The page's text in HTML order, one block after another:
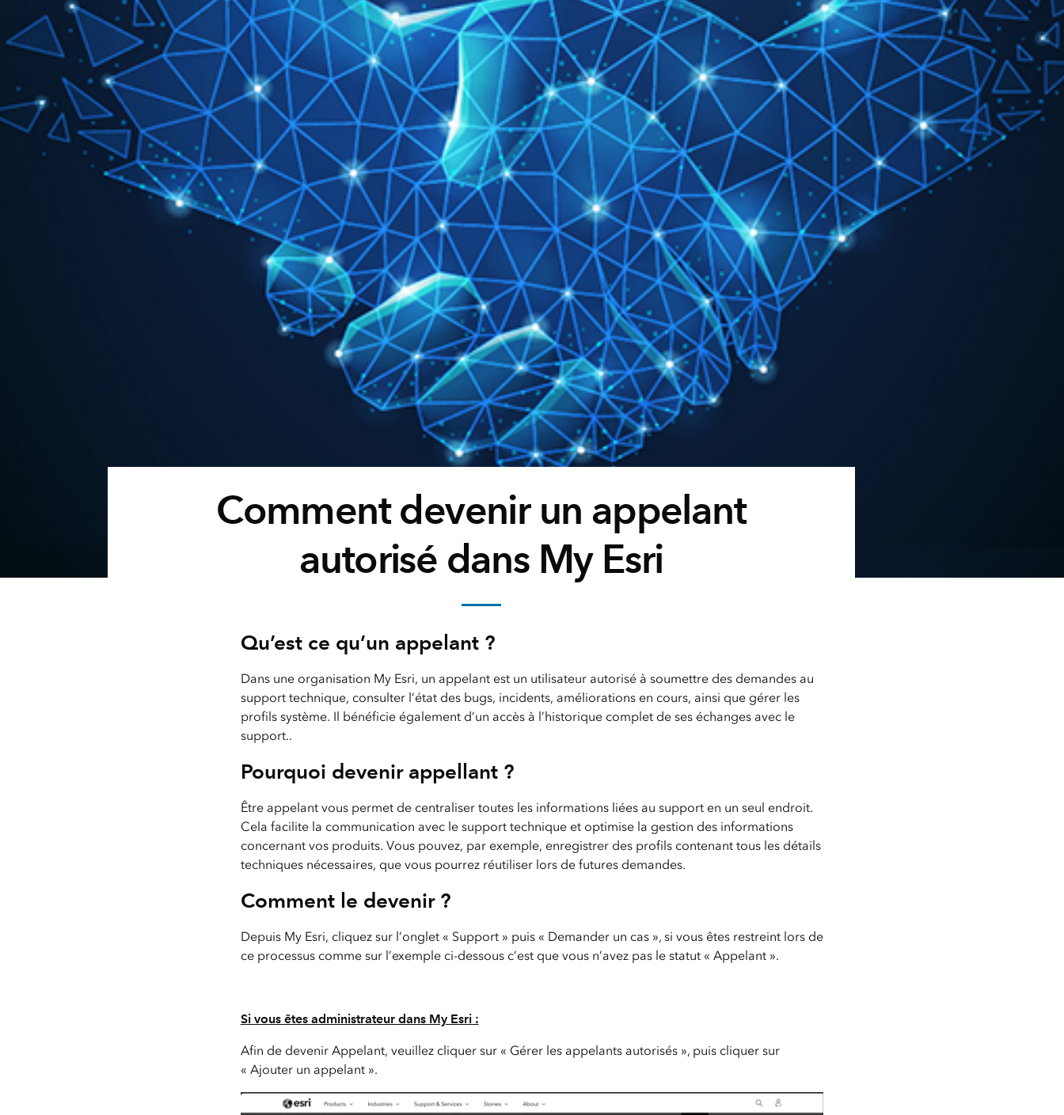
Comment devenir un appelant
autorisé dans My Esri
Qu’est ce qu’un appelant ?
Dans une organisation My Esri, un appelant est un utilisateur autorisé à soumettre des demandes au
support technique, consulter l’état des bugs, incidents, améliorations en cours, ainsi que gérer les
profils système. Il bénéficie également d’un accès à l’historique complet de ses échanges avec le
support..
Pourquoi devenir appellant ?
Être appelant vous permet de centraliser toutes les informations liées au support en un seul endroit.
Cela facilite la communication avec le support technique et optimise la gestion des informations
concernant vos produits. Vous pouvez, par exemple, enregistrer des profils contenant tous les détails
techniques nécessaires, que vous pourrez réutiliser lors de futures demandes.
Comment le devenir ?
Depuis My Esri, cliquez sur l’onglet « Support » puis « Demander un cas », si vous êtes restreint lors de
ce processus comme sur l’exemple ci-dessous c’est que vous n’avez pas le statut « Appelant ».
Si vous êtes administrateur dans My Esri :
Afin de devenir Appelant, veuillez cliquer sur « Gérer les appelants autorisés », puis cliquer sur
« Ajouter un appelant ».